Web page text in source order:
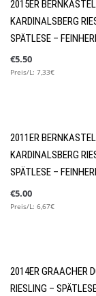
Feinherb (19)
Liebliche
Liebliche
Liebliche
Sekt (3)
Liköre und
2015ER
KARDINALSBERG
SPÄTLESE –
€5.50
Preis/L: 7,33€
2011ER
KARDINALSBERG
SPÄTLESE –
€5.00
Preis/L: 6,67€
2014ER GRAACHER
RIESLING –